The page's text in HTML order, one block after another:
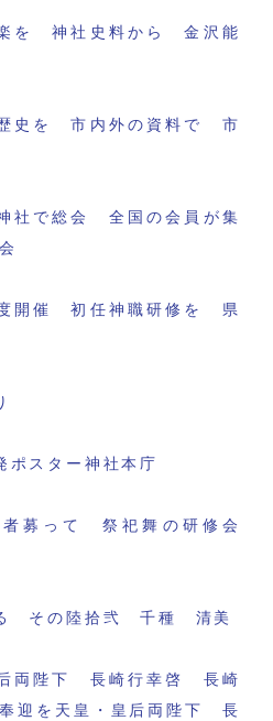
を 神社史料から 金沢能
史を 市内外の資料で 市
社で総会 全国の会員が集
開催 初任神職研修を 県
ポスター神社本庁
者募って 祭祀舞の研修会
その陸拾弐 千種 清美
両陛下 長崎行幸啓 長崎
迎を天皇・皇后両陛下 長